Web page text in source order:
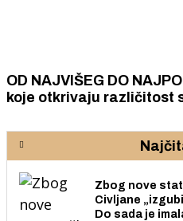
OD NAJVIŠEG DO
koje otkrivaju različitost
Zbog nove
Civljane
Do sada je